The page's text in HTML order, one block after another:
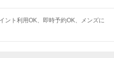
ント利用OK 即時予約OK
メンズに